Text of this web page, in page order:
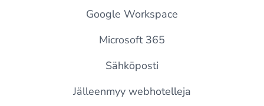
Google Workspace
Microsoft 365
Sähköposti
Jälleenmyy webhotelleja